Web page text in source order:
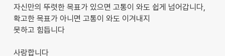
자신만의 뚜렷한 목표가 있으면 고통이 와도 쉽게 넘어갑니다,
확고한 목표가 아니면 고통이 와도 이겨내지
못하고 힘듭니다
사랑합니다